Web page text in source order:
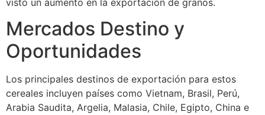
Mercados Destino y
Oportunidades
Los principales destinos de exportación para estos
cereales incluyen países como Vietnam, Brasil, Perú,
Arabia Saudita, Argelia, Malasia, Chile, Egipto, China e